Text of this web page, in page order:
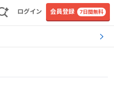
ログイン 会員登録 7日間無料